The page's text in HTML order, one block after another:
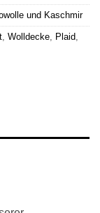
und Kaschmir
, Wolldecke, Plaid,